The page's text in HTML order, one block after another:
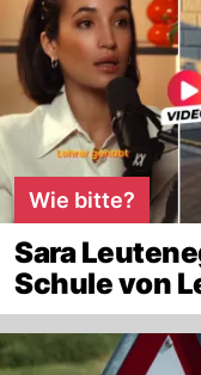
Wie bitte?
Sara
Schule von